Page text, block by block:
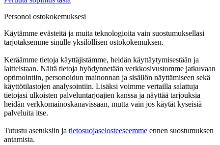
Personoi ostokokemuksesi
Käytämme evästeitä ja muita teknologioita vain suostumuksellasi
tarjotaksemme sinulle yksilöllisen ostokokemuksen.
Keräämme tietoja käyttäjistämme, heidän käyttäytymisestään ja
laitteistaan. Näitä tietoja hyödynnetään verkkosivustomme jatkuvaan
optimointiin, personoidun mainonnan ja sisällön näyttämiseen sekä
käyttötilastojen analysointiin. Lisäksi voimme vertailla salattuja
tietojasi ulkoisten palveluntarjoajien kanssa ja näyttää tarjouksia
heidän verkkomainoskanavissaan, mutta vain jos käytät kyseisiä
palveluita itse.
Tutustu asetuksiin ja tietosuojaselosteeseemme ennen suostumuksen
antamista.